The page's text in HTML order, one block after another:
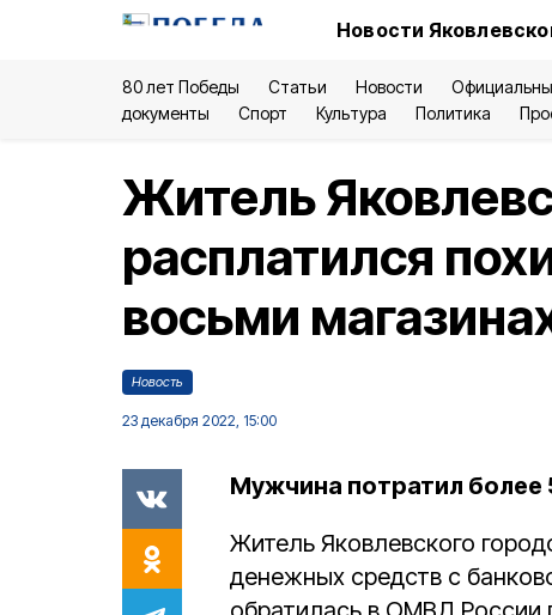
Новости
80 лет Победы Статьи Новости
документы
Спорт Культура Политика
Житель
расплатился
восьми
Новость
23 декабря 2022, 15:00
Мужчина потратил более
Житель Яковлевского
денежных средств с